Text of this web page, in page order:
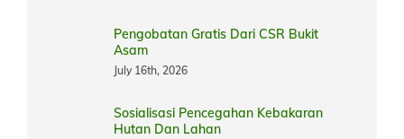
Pengobatan Gratis Dari CSR Bukit
Asam
July 16th, 2026
Sosialisasi Pencegahan Kebakaran
Hutan Dan Lahan